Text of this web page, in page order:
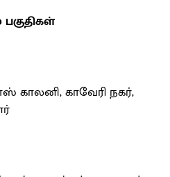
காலனி, காவேரி நகர்,